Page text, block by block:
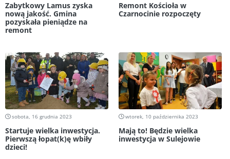
Zabytkowy Lamus zyska
nową jakość. Gmina
pozyskała pieniądze na
remont
Remont Kościoła w
Czarnocinie rozpoczęty
sobota, 16 grudnia 2023
Startuje wielka inwestycja.
Pierwszą łopat(k)ę wbiły
dzieci!
wtorek, 10 października 2023
Mają to! Będzie wielka
inwestycja w Sulejowie